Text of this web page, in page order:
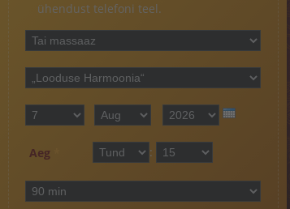
ühendust telefoni teel.
Teenuse liik*
Teenus*
Kuupäev*
Päev Kuu Aasta
Aeg Tund : min
Teenus kestus